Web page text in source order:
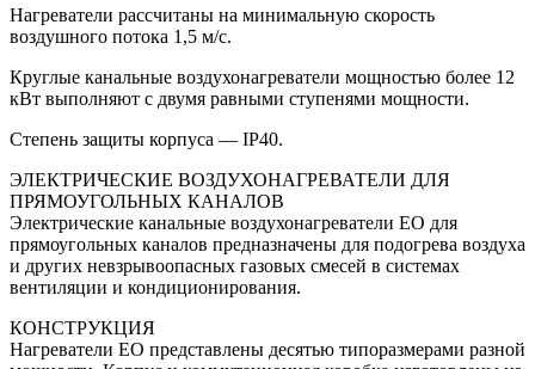
Нагреватели рассчитаны на минимальную скорость
воздушного потока 1,5 м/с.
Круглые канальные воздухонагреватели мощностью более 12
кВт выполняют с двумя равными ступенями мощности.
Степень защиты корпуса — IP40.
ЭЛЕКТРИЧЕСКИЕ ВОЗДУХОНАГРЕВАТЕЛИ ДЛЯ
ПРЯМОУГОЛЬНЫХ КАНАЛОВ
Электрические канальные воздухонагреватели ЕО для
прямоугольных каналов предназначены для подогрева воздуха
и других невзрывоопасных газовых смесей в системах
вентиляции и кондиционирования.
КОНСТРУКЦИЯ
Нагреватели ЕО представлены десятью типоразмерами разной